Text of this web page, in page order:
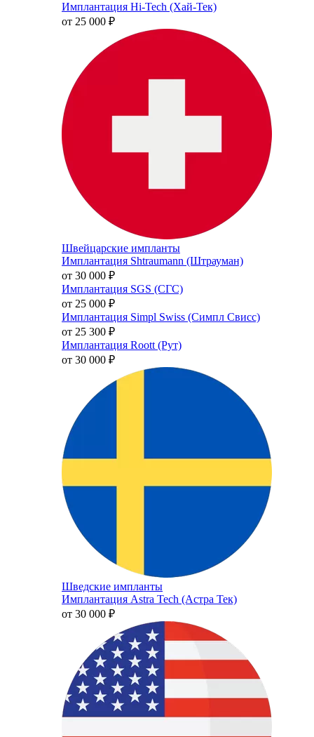
Имплантация Hi-Tech (Хай-Тек)
от 25 000 ₽
Швейцарские импланты
Имплантация Shtraumann (Штрауман)
от 30 000 ₽
Имплантация SGS (СГС)
от 25 000 ₽
Имплантация Simpl Swiss (Симпл Свисс)
от 25 300 ₽
Имплантация Roott (Рут)
от 30 000 ₽
Шведские импланты
Имплантация Astra Tech (Астра Тек)
от 30 000 ₽